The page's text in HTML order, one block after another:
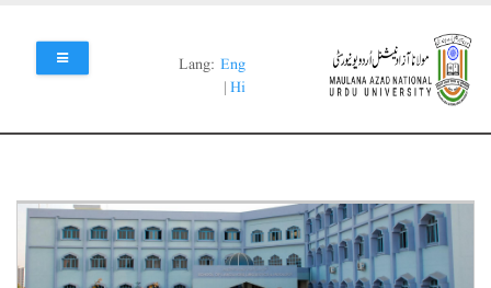
main
content
Lang: Eng
| Hi